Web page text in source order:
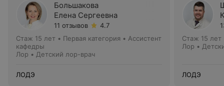
Большакова
Елена Сергеевна
11 отзывов
4.7
Стаж 15 лет • Первая категория • Ассистент
кафедры
Лор • Детский лор-врач
ЛОДЭ
Стаж 15 лет
Лор •
ЛОДЭ